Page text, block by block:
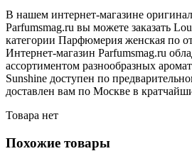
В нашем интернет-магазине
Parfumsmag.ru вы можете заказать
категории Парфюмерия женская по
Интернет-магазин Parfumsmag.ru
ассортиментом разнообразных
Sunshine доступен по
доставлен вам по Москве в
Товара нет
Похожие товары